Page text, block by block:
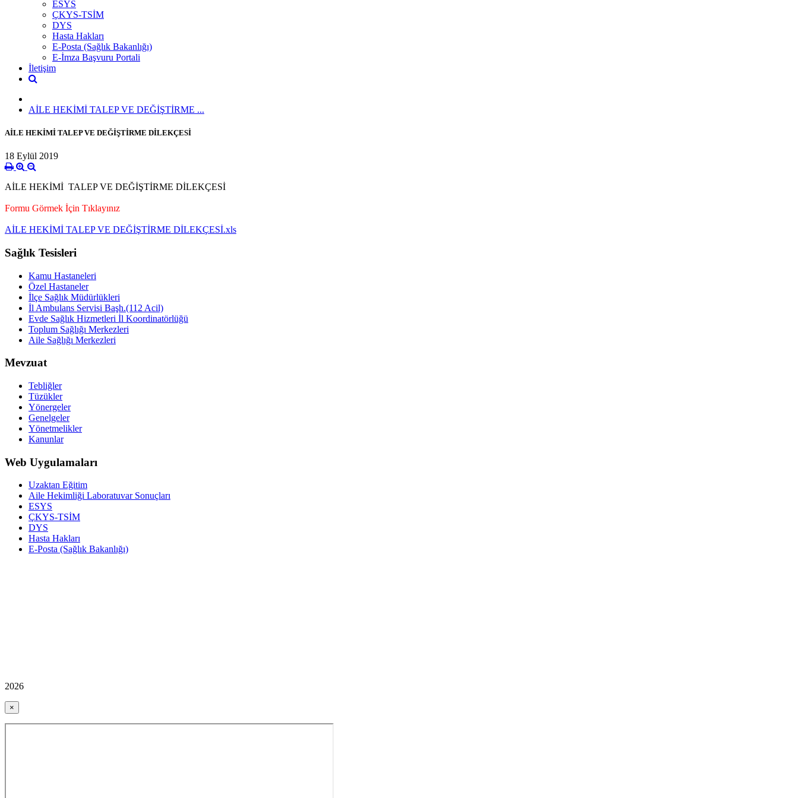
ESYS
ÇKYS-TSİM
DYS
Hasta Hakları
E-Posta (Sağlık Bakanlığı)
E-İmza Başvuru Portali
İletişim
AİLE HEKİMİ TALEP VE DEĞİŞTİRME ...
AİLE HEKİMİ TALEP VE DEĞİŞTİRME DİLEKÇESİ
18 Eylül 2019
AİLE HEKİMİ TALEP VE DEĞİŞTİRME DİLEKÇESİ
Formu Görmek İçin Tıklayınız
AİLE HEKİMİ TALEP VE DEĞİŞTİRME DİLEKÇESİ.xls
Sağlık Tesisleri
Kamu Hastaneleri
Özel Hastaneler
İlçe Sağlık Müdürlükleri
İl Ambulans Servisi Başh.(112 Acil)
Evde Sağlık Hizmetleri İl Koordinatörlüğü
Toplum Sağlığı Merkezleri
Aile Sağlığı Merkezleri
Mevzuat
Tebliğler
Tüzükler
Yönergeler
Genelgeler
Yönetmelikler
Kanunlar
Web Uygulamaları
Uzaktan Eğitim
Aile Hekimliği Laboratuvar Sonuçları
ESYS
ÇKYS-TSİM
DYS
Hasta Hakları
E-Posta (Sağlık Bakanlığı)
2026
×